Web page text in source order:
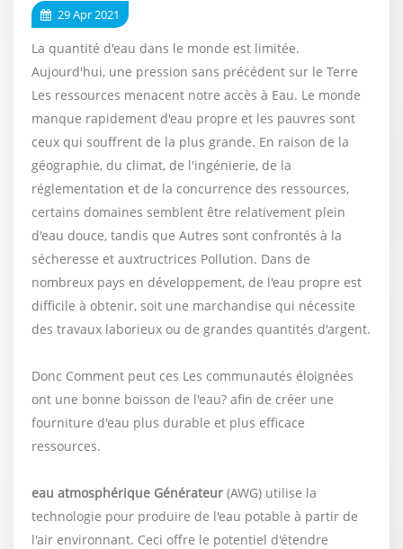
29 Apr 2021
La quantité d'eau dans le monde est limitée.
Aujourd'hui, une pression sans précédent sur le Terre
Les ressources menacent notre accès à Eau. Le monde
manque rapidement d'eau propre et les pauvres sont
ceux qui souffrent de la plus grande. En raison de la
géographie, du climat, de l'ingénierie, de la
réglementation et de la concurrence des ressources,
certains domaines semblent être relativement plein
d'eau douce, tandis que Autres sont confrontés à la
sécheresse et auxtructrices Pollution. Dans de
nombreux pays en développement, de l'eau propre est
difficile à obtenir, soit une marchandise qui nécessite
des travaux laborieux ou de grandes quantités d'argent.
Donc Comment peut ces Les communautés éloignées
ont une bonne boisson de l'eau? afin de créer une
fourniture d'eau plus durable et plus efficace
ressources.
eau atmosphérique Générateur (AWG) utilise la
technologie pour produire de l'eau potable à partir de
l'air environnant. Ceci offre le potentiel d'étendre